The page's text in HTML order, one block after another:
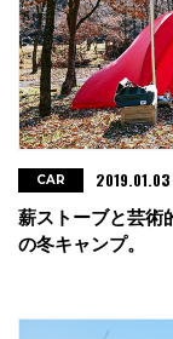
薪ストーブと芸術
の冬キャンプ。
CAR 2019.01.03